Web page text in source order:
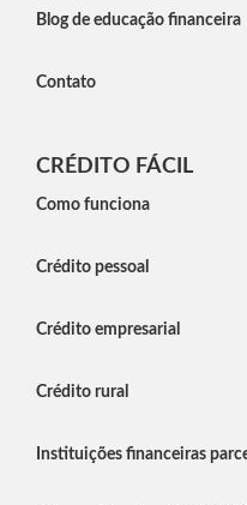
Blog de educação financeira
Contato
CRÉDITO FÁCIL
Como funciona
Crédito pessoal
Crédito empresarial
Crédito rural
Instituições financeiras